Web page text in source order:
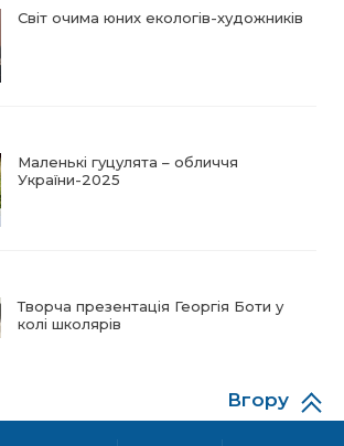
юних художників
рок заради благодійності
Охріменко: про те, що і гріє, і
та болю:
Світ очима юних екологів-художників
Маленькі гуцулята – обличчя
України-2025
Творча презентація Георгія Боти у
колі школярів
Вгору